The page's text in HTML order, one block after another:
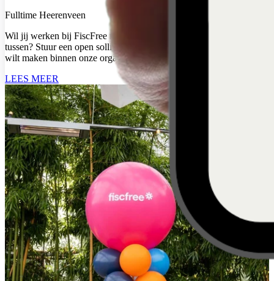
Fulltime Heerenveen
Wil jij werken bij FiscFree maar staat jouw ideale vacature er niet
tussen? Stuur een open sollicitatie en laat ons weten waar jij impact
wilt maken binnen onze organisatie.
LEES MEER